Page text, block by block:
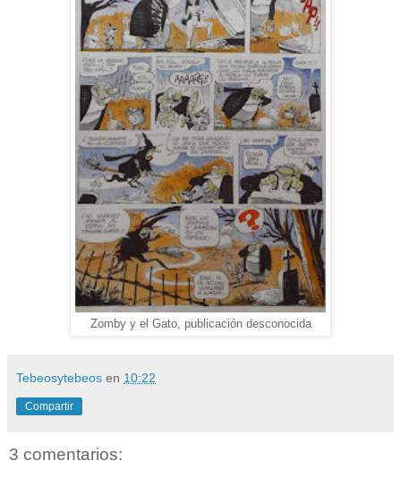
Zomby y el Gato, publicación desconocida
Tebeosytebeos en 10:22
Compartir
3 comentarios: